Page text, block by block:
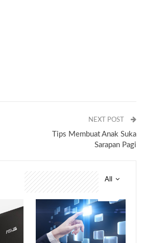
NEXT POST
Tips Membuat Anak Suka
Sarapan Pagi
All